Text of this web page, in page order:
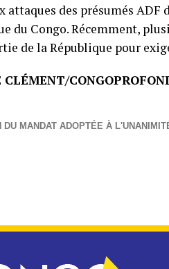
attaques des présumés ADF
du Congo. Récemment,
de la République pour
DU MANDAT ADOPTÉE À